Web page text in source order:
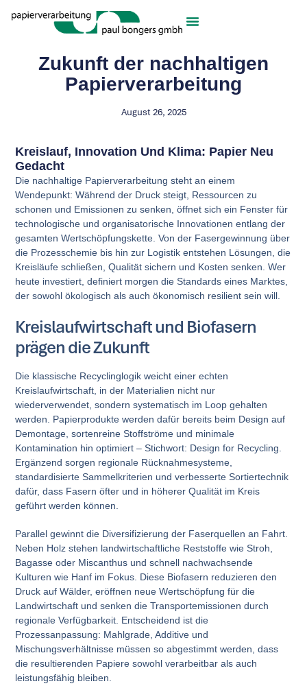
Zukunft der nachhaltigen
Papierverarbeitung
August 26, 2025
Kreislauf, Innovation Und Klima: Papier Neu
Gedacht
Die nachhaltige Papierverarbeitung steht an einem
Wendepunkt: Während der Druck steigt, Ressourcen zu
schonen und Emissionen zu senken, öffnet sich ein Fenster für
technologische und organisatorische Innovationen entlang der
gesamten Wertschöpfungskette. Von der Fasergewinnung über
die Prozesschemie bis hin zur Logistik entstehen Lösungen, die
Kreisläufe schließen, Qualität sichern und Kosten senken. Wer
heute investiert, definiert morgen die Standards eines Marktes,
der sowohl ökologisch als auch ökonomisch resilient sein will.
Kreislaufwirtschaft und Biofasern
prägen die Zukunft
Die klassische Recyclinglogik weicht einer echten
Kreislaufwirtschaft, in der Materialien nicht nur
wiederverwendet, sondern systematisch im Loop gehalten
werden. Papierprodukte werden dafür bereits beim Design auf
Demontage, sortenreine Stoffströme und minimale
Kontamination hin optimiert – Stichwort: Design for Recycling.
Ergänzend sorgen regionale Rücknahmesysteme,
standardisierte Sammelkriterien und verbesserte Sortiertechnik
dafür, dass Fasern öfter und in höherer Qualität im Kreis
geführt werden können.
Parallel gewinnt die Diversifizierung der Faserquellen an Fahrt.
Neben Holz stehen landwirtschaftliche Reststoffe wie Stroh,
Bagasse oder Miscanthus und schnell nachwachsende
Kulturen wie Hanf im Fokus. Diese Biofasern reduzieren den
Druck auf Wälder, eröffnen neue Wertschöpfung für die
Landwirtschaft und senken die Transportemissionen durch
regionale Verfügbarkeit. Entscheidend ist die
Prozessanpassung: Mahlgrade, Additive und
Mischungsverhältnisse müssen so abgestimmt werden, dass
die resultierenden Papiere sowohl verarbeitbar als auch
leistungsfähig bleiben.